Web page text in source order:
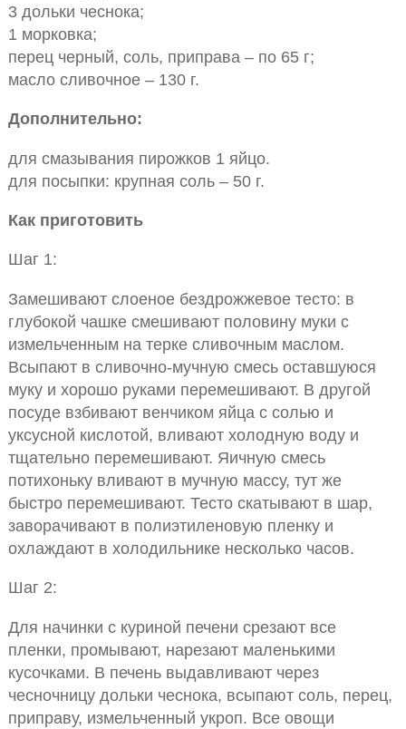
3 дольки чеснока;
1 морковка;
перец черный, соль, приправа – по 65 г;
масло сливочное – 130 г.
Дополнительно:
для смазывания пирожков 1 яйцо.
для посыпки: крупная соль – 50 г.
Как приготовить
Шаг 1:
Замешивают слоеное бездрожжевое тесто: в
глубокой чашке смешивают половину муки с
измельченным на терке сливочным маслом.
Всыпают в сливочно-мучную смесь оставшуюся
муку и хорошо руками перемешивают. В другой
посуде взбивают венчиком яйца с солью и
уксусной кислотой, вливают холодную воду и
тщательно перемешивают. Яичную смесь
потихоньку вливают в мучную массу, тут же
быстро перемешивают. Тесто скатывают в шар,
заворачивают в полиэтиленовую пленку и
охлаждают в холодильнике несколько часов.
Шаг 2:
Для начинки с куриной печени срезают все
пленки, промывают, нарезают маленькими
кусочками. В печень выдавливают через
чесночницу дольки чеснока, всыпают соль, перец,
приправу, измельченный укроп. Все овощи